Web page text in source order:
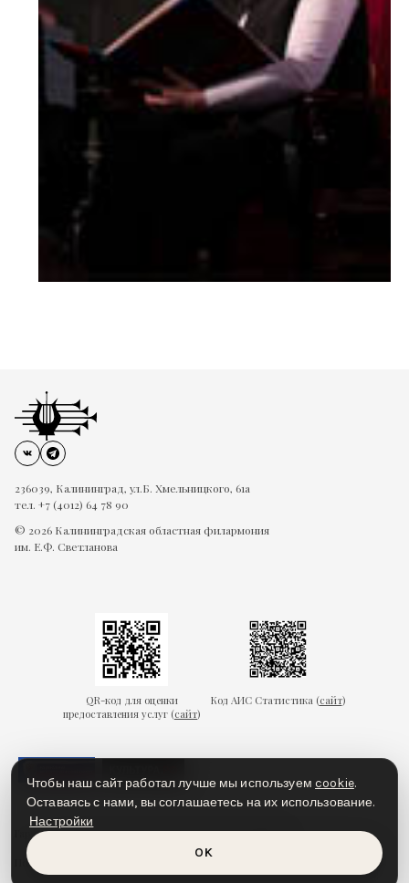
236039, Калининград, ул.Б. Хмельницкого, 61а
тел. +7 (4012) 64 78 90
© 2026 Калининградская областная филармония
им. Е.Ф. Светланова
QR-код для оценки
предоставления услуг (сайт)
Код АИС Статистика (сайт)
Гарантии безопасности Пользовательское соглашение
Политика конфиденциальности
Чтобы наш сайт работал лучше мы используемcookie.
Оставаясь с нами, вы соглашаетесь на их использование.
Настройки
OK